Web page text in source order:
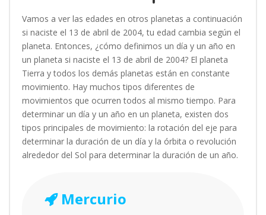
Vamos a ver las edades en otros planetas a continuación
si naciste el 13 de abril de 2004, tu edad cambia según el
planeta. Entonces, ¿cómo definimos un día y un año en
un planeta si naciste el 13 de abril de 2004? El planeta
Tierra y todos los demás planetas están en constante
movimiento. Hay muchos tipos diferentes de
movimientos que ocurren todos al mismo tiempo. Para
determinar un día y un año en un planeta, existen dos
tipos principales de movimiento: la rotación del eje para
determinar la duración de un día y la órbita o revolución
alrededor del Sol para determinar la duración de un año.
Mercurio